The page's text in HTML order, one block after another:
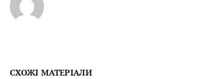
СХОЖІ МАТЕРІАЛИ